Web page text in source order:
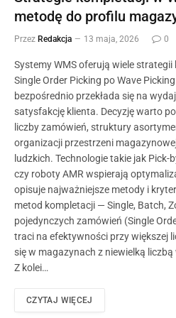
metodę do profilu
Przez Redakcja 13 maja, 2026 0
Systemy WMS oferują wiele
Single Order Picking po Wave
bezpośrednio przekłada się na
satysfakcję klienta. Decyzję warto
liczby zamówień, struktury
organizacji przestrzeni
ludzkich. Technologie takie jak Pick-
czy roboty AMR wspierają
opisuje najważniejsze metody i
metod kompletacji — Single, Batch,
pojedynczych zamówień (Single
traci na efektywności przy większej
się w magazynach z niewielką
Z kolei…
CZYTAJ WIĘCEJ